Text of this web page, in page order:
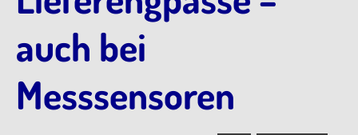
auch bei
Messsensoren